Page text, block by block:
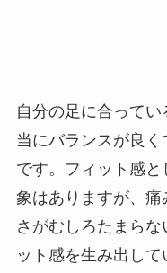
自分の足に合って
当にバランスが良
です。フィット感
象はありますが、痛
さがむしろたまら
ット感を生み出し